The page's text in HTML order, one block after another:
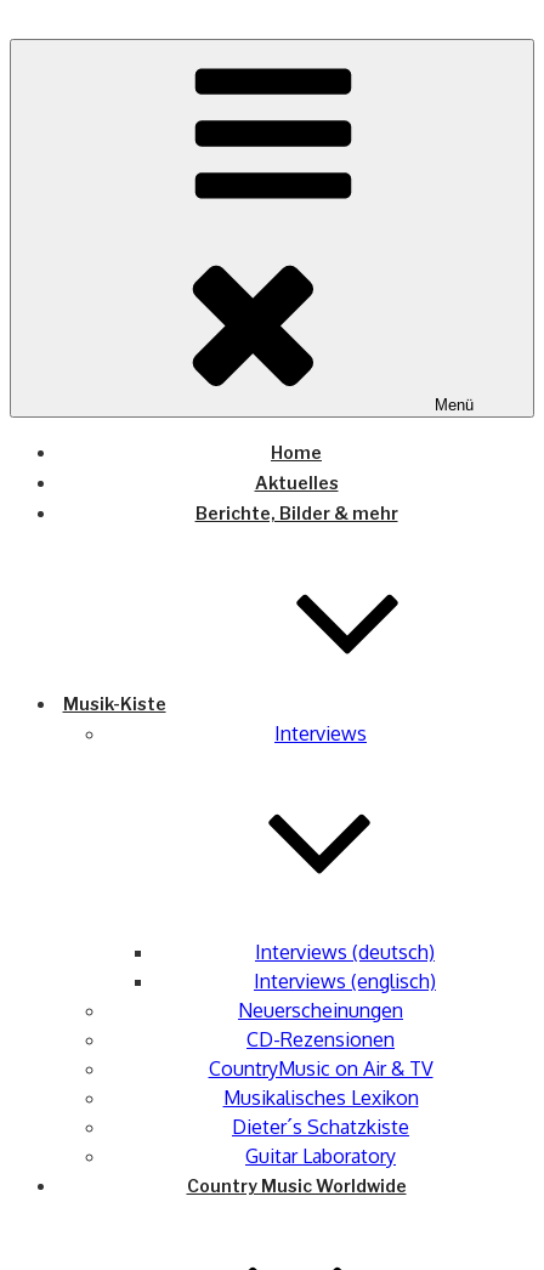
COUNTRYHOME
Wo die (Country-) Musik Zuhause ist
Menü
Home
Aktuelles
Berichte, Bilder & mehr
Musik-Kiste
Interviews
Interviews (deutsch)
Interviews (englisch)
Neuerscheinungen
CD-Rezensionen
CountryMusic on Air & TV
Musikalisches Lexikon
Dieter´s Schatzkiste
Guitar Laboratory
Country Music Worldwide